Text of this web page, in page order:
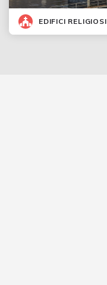
EDIFICI RELIGIOSI